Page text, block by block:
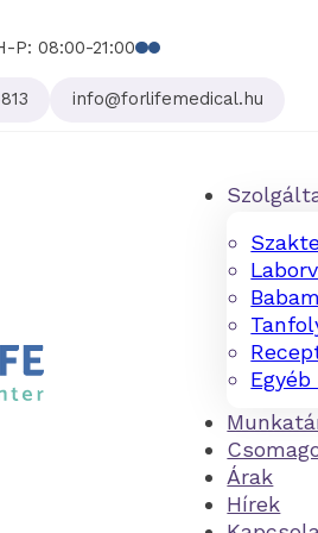
P: 08:00-21:00Follow us on
Follow us on
info@forlifemedical.hu
Árak
Hírek